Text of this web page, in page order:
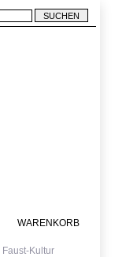
Faust-Kultur
WARENKORB